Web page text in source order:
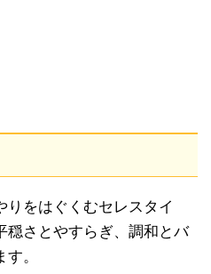
をはぐくむセレスタイ
穏さとやすらぎ、調和とバ
。